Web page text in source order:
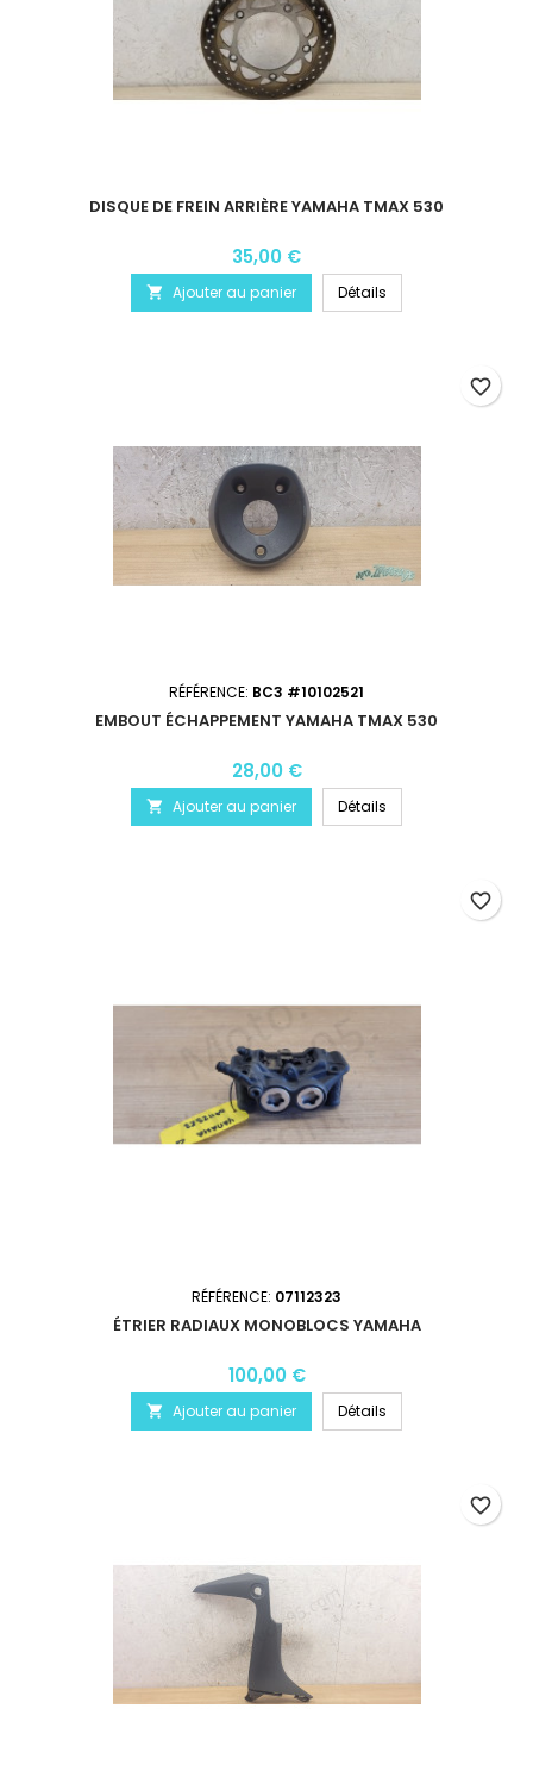
DISQUE DE FREIN ARRIÈRE YAMAHA TMAX 530
35,00 €
 Ajouter au panier Détails
RÉFÉRENCE: BC3 #10102521
EMBOUT ÉCHAPPEMENT YAMAHA TMAX 530
28,00 €
 Ajouter au panier Détails
favorite_border
RÉFÉRENCE: 07112323
ÉTRIER RADIAUX MONOBLOCS YAMAHA
100,00 €
 Ajouter au panier Détails
favorite_border
favorite_border